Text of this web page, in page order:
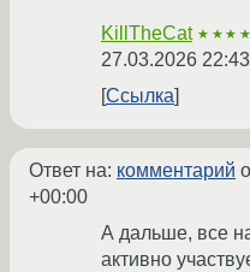
KillTheCat
27.03.2026
Ссылка
Ответ на: комментарий
+00:00
А дальше, все
активно